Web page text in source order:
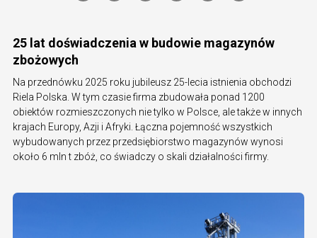
25 lat doświadczenia w budowie magazynów
zbożowych
Na przednówku 2025 roku jubileusz 25-lecia istnienia obchodzi
Riela Polska. W tym czasie firma zbudowała ponad 1200
obiektów rozmieszczonych nie tylko w Polsce, ale także w innych
krajach Europy, Azji i Afryki. Łączna pojemność wszystkich
wybudowanych przez przedsiębiorstwo magazynów wynosi
około 6 mln t zbóż, co świadczy o skali działalności firmy.